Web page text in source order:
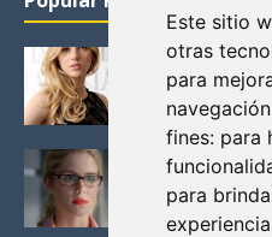
Este sitio
otras
para
fines: para
para
KATHERYN
VIKINGOS
Junio 14, 2013
FELICITY (EMILY
MAS BONITAS
Noviembre 30, 2013